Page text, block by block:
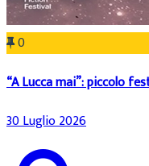
0
“A Lucca mai”: piccolo
30 Luglio 2026